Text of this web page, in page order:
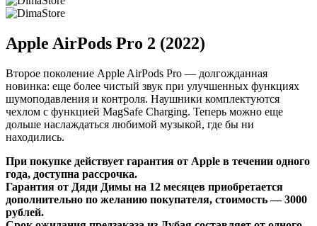
Apple AirPods Pro 2 (2022)
Второе поколение Apple AirPods Pro — долгожданная
новинка: еще более чистый звук при улучшенных функциях
шумоподавления и контроля. Наушники комплектуются
чехлом с функцией MagSafe Charging. Теперь можно еще
дольше наслаждаться любимой музыкой, где бы ни
находились.
При покупке действует гарантия от Apple в течении одного
года, доступна рассрочка.
Гарантия от Дяди Димы на 12 месяцев приобретается
дополнительно по желанию покупателя, стоимость — 3000
рублей.